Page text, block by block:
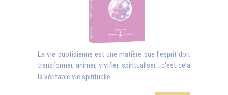
La vie quotidienne est une matière que l'esprit doit
transformer, animer, vivifier, spiritualiser : c'est cela
la véritable vie spirituelle.